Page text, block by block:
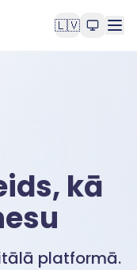
🇱🇻
kā
platformā.